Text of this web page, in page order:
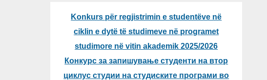
Konkurs për regjistrimin e studentëve në
ciklin e dytë të studimeve në programet
studimore në vitin akademik 2025/2026
Конкурс за запишување студенти на втор
циклус студии на студиските програми во